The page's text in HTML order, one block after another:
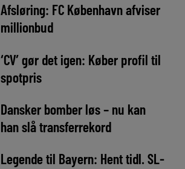
Afsløring: FC København afviser
millionbud
‘CV’ gør det igen: Køber profil til
spotpris
Dansker bomber løs – nu kan
han slå transferrekord
Legende til Bayern: Hent tidl. SL-